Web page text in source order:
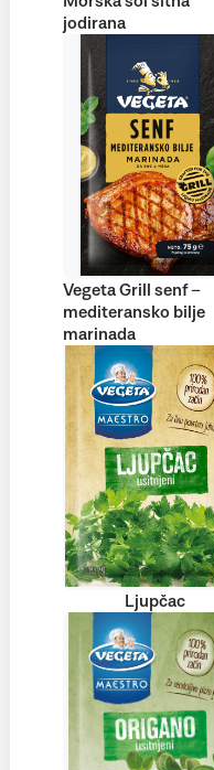
jodirana
Vegeta Grill senf –
mediteransko bilje
marinada
Ljupčac